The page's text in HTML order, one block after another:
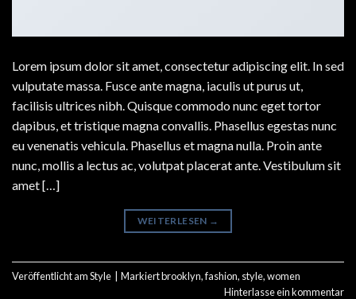
Lorem ipsum dolor sit amet, consectetur adipiscing elit. In sed
vulputate massa. Fusce ante magna, iaculis ut purus ut,
facilisis ultrices nibh. Quisque commodo nunc eget tortor
dapibus, et tristique magna convallis. Phasellus egestas nunc
eu venenatis vehicula. Phasellus et magna nulla. Proin ante
nunc, mollis a lectus ac, volutpat placerat ante. Vestibulum sit
amet […]
WEITERLESEN →
Veröffentlicht amStyle Markiertbrooklyn,fashion, style,women
Hinterlasse ein kommentar